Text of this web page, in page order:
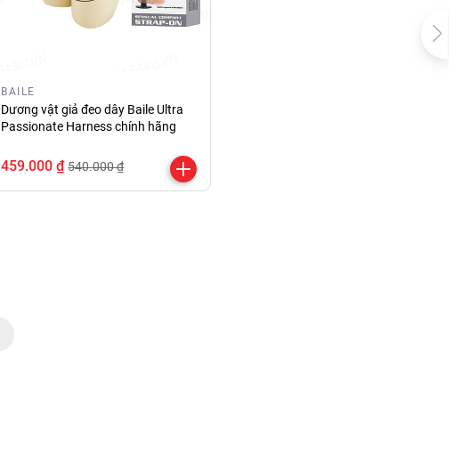
BAILE
Dương vật giả đeo dây Baile Ultra
Passionate Harness chính hãng
459.000 ₫ 540.000 ₫